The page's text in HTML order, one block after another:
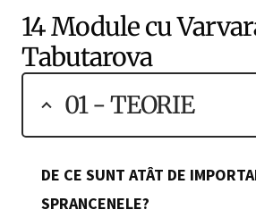
14 Module cu
Tabutarova
01 - TEORIE
DE CE SUNT ATÂT DE
SPRANCENELE?